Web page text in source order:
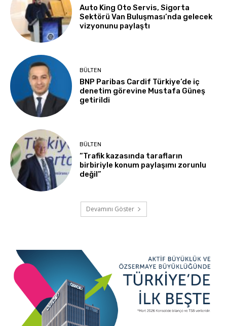
Auto King Oto Servis, Sigorta
Sektörü Van Buluşması’nda gelecek
vizyonunu paylaştı
BÜLTEN
BNP Paribas Cardif Türkiye’de iç
denetim görevine Mustafa Güneş
getirildi
BÜLTEN
“Trafik kazasında tarafların
birbiriyle konum paylaşımı zorunlu
değil”
Devamını Göster